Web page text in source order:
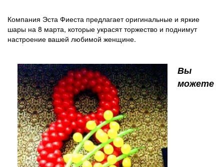
Компания Эста Фиеста предлагает оригинальные и яркие
шары на 8 марта, которые украсят торжество и поднимут
настроение вашей любимой женщине.
Вы
можете